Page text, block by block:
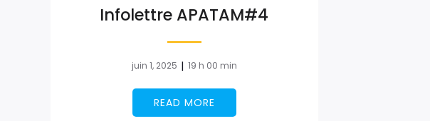
Infolettre APATAM#4
juin 1, 2025 | 19 h 00 min
READ MORE